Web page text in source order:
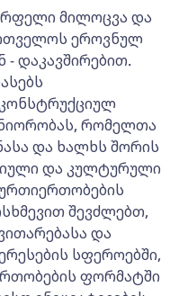
მილოცვა და
ეროვნულ
- დაკავშირებით.
რომელთა
და ხალხს შორის
და კულტურული
შევძლებთ,
და
სფეროებში,
ფორმატში